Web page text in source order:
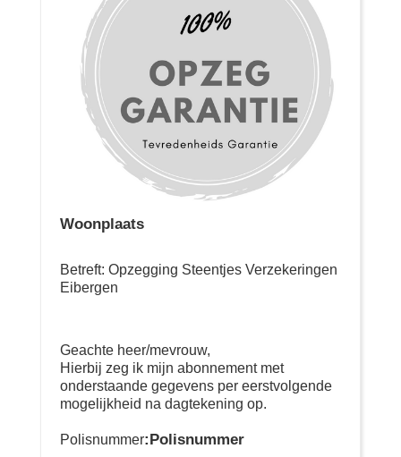
Woonplaats
Betreft: Opzegging Steentjes Verzekeringen
Eibergen
Geachte heer/mevrouw,
Hierbij zeg ik mijn abonnement met
onderstaande gegevens per eerstvolgende
mogelijkheid na dagtekening op.
Polisnummer:Polisnummer